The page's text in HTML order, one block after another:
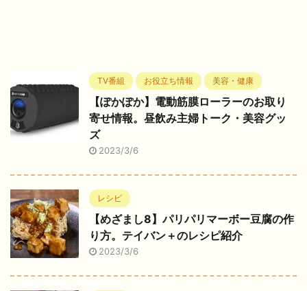
TV番組 お役立ち情報 美容・健康
【ぽかぽか】電動筋膜ローラーのお取り
寄せ情報。昼飲み主婦トーク・美容グッ
ズ
2023/3/6
レシピ
【めざまし8】パリパリマーボー豆腐の作
り方。テイバン＋のレシピ紹介
2023/3/6